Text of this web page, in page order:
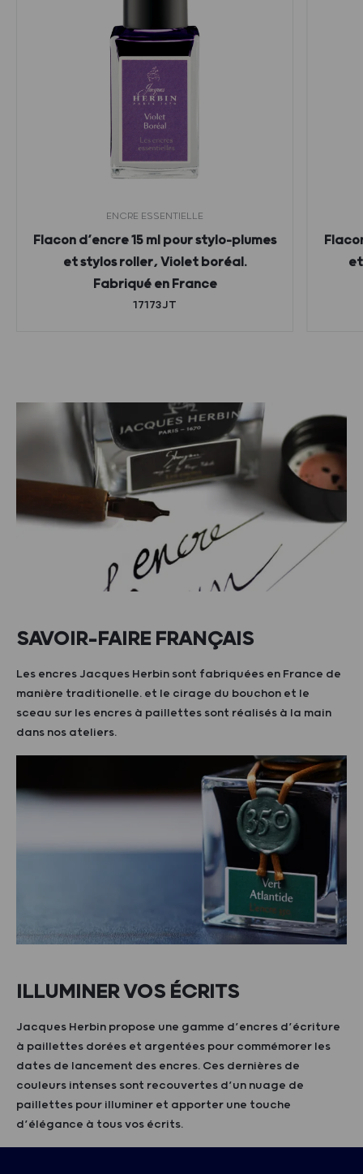
ENCRE ESSENTIELLE
Flacon d’encre 15 ml pour stylo-plumes
et stylos roller, Violet boréal.
Fabriqué en France
17173JT
SAVOIR-FAIRE FRANÇAIS
Les encres Jacques Herbin sont fabriquées en France de
manière traditionelle. et le cirage du bouchon et le
sceau sur les encres à paillettes sont réalisés à la main
dans nos ateliers.
ILLUMINER VOS ÉCRITS
Jacques Herbin propose une gamme d’encres d’écriture
à paillettes dorées et argentées pour commémorer les
dates de lancement des encres. Ces dernières de
couleurs intenses sont recouvertes d’un nuage de
paillettes pour illuminer et apporter une touche
d’élégance à tous vos écrits.